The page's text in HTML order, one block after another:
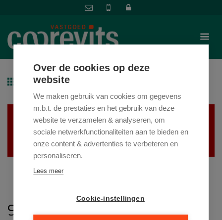
Terug naar overzicht
Helaas, dit pand is
verkocht
9700 OUDENAARDE
Over de cookies op deze
website
We maken gebruik van cookies om gegevens
m.b.t. de prestaties en het gebruik van deze
website te verzamelen & analyseren, om
sociale netwerkfunctionaliteiten aan te bieden en
onze content & advertenties te verbeteren en
personaliseren.
Lees meer
Cookie-instellingen